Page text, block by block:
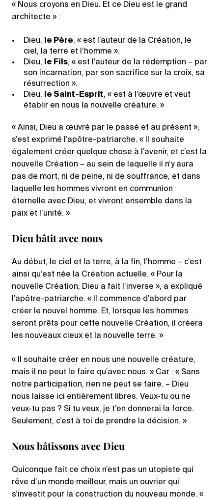
« Nous croyons en Dieu. Et ce Dieu est le grand
architecte » :
Dieu, le Père, « est l’auteur de la Création, le
ciel, la terre et l’homme ».
Dieu, le Fils, « est l’auteur de la rédemption – par
son incarnation, par son sacrifice sur la croix, sa
résurrection ».
Dieu, le Saint-Esprit, « est à l’œuvre et veut
établir en nous la nouvelle créature. »
« Ainsi, Dieu a œuvré par le passé et au présent »,
s’est exprimé l’apôtre-patriarche. « Il souhaite
également créer quelque chose à l’avenir, et c’est la
nouvelle Création – au sein de laquelle il n’y aura
pas de mort, ni de peine, ni de souffrance, et dans
laquelle les hommes vivront en communion
éternelle avec Dieu, et vivront ensemble dans la
paix et l’unité. »
Dieu bâtit avec nous
Au début, le ciel et la terre, à la fin, l’homme – c’est
ainsi qu’est née la Création actuelle. « Pour la
nouvelle Création, Dieu a fait l’inverse », a expliqué
l’apôtre-patriarche. « Il commence d’abord par
créer le nouvel homme. Et, lorsque les hommes
seront prêts pour cette nouvelle Création, il créera
les nouveaux cieux et la nouvelle terre. »
« Il souhaite créer en nous une nouvelle créature,
mais il ne peut le faire qu’avec nous. » Car : « Sans
notre participation, rien ne peut se faire. – Dieu
nous laisse ici entièrement libres. Veux-tu ou ne
veux-tu pas ? Si tu veux, je t’en donnerai la force.
Seulement, c’est à toi de prendre la décision. »
Nous bâtissons avec Dieu
Quiconque fait ce choix n’est pas un utopiste qui
rêve d’un monde meilleur, mais un ouvrier qui
s’investit pour la construction du nouveau monde. «